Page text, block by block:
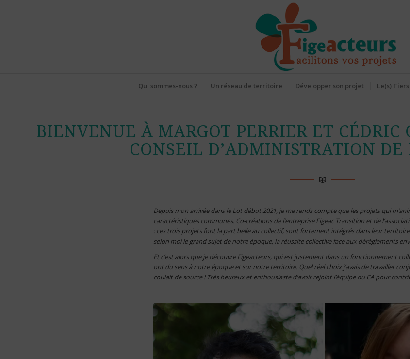
Qui sommes-nous ? Un réseau de territoire Développer son projet Le(s)
BIENVENUE À MARGOT PERRIER ET
CONSEIL D’ADMINISTRATION DE
Depuis mon arrivée dans le Lot début 2021, je me rends compte que les projets qui
caractéristiques communes. Co-créations de l’entreprise Figeac Transition et de
: ces trois projets font la part belle au collectif, sont fortement intégrés dans leur territoire
selon moi le grand sujet de notre époque, la réussite collective face aux dérèglements
Et c’est alors que je découvre Figeacteurs, qui est justement dans un fonctionnement
ont du sens à notre époque et sur notre territoire. Quel réel choix j’avais de travailler
coulait de source ! Très heureux et enthousiaste d’avoir rejoint l’équipe du CA pour